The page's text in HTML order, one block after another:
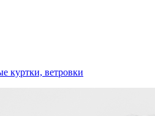
куртки, ветровки